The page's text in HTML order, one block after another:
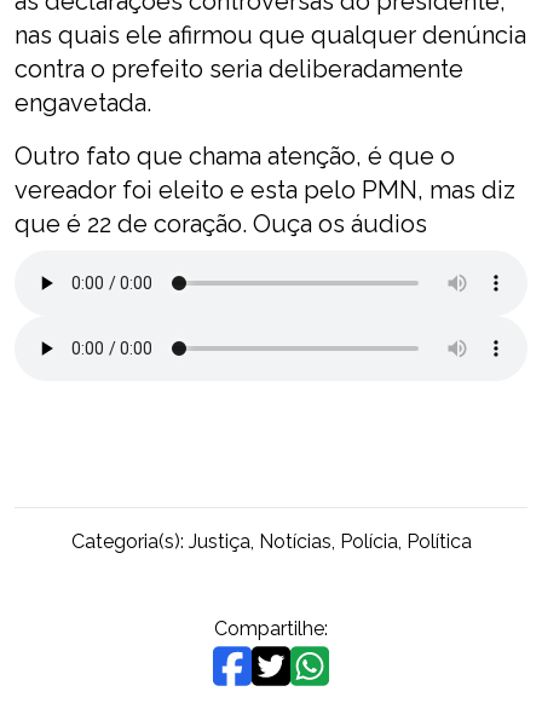
nas quais ele afirmou que qualquer denúncia
contra o prefeito seria deliberadamente
engavetada.
Outro fato que chama atenção, é que o
vereador foi eleito e esta pelo PMN, mas diz
que é 22 de coração. Ouça os áudios
Categoria(s): Justiça, Notícias, Polícia, Política
Compartilhe: